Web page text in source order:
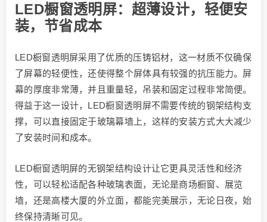
LED橱窗透明屏：超薄设计，轻便安
装，节省成本
LED橱窗透明屏采用了优质的压铸铝材，这一材质不仅确保
了屏幕的轻便性，还使得整个屏体具有较强的抗压能力。屏
幕的厚度非常薄，并且重量轻，吊装和固定过程非常简便。
得益于这一设计，LED橱窗透明屏不需要传统的钢架结构支
撑，可以直接固定于玻璃幕墙上，这样的安装方式大大减少
了安装时间和成本。
LED橱窗透明屏的无钢架结构设计让它更具灵活性和经济
性，可以轻松适配各种玻璃表面，无论是商场橱窗、展览
墙，还是高楼大厦的外立面，都能完美展示，无论日夜，始
终保持清晰可见。